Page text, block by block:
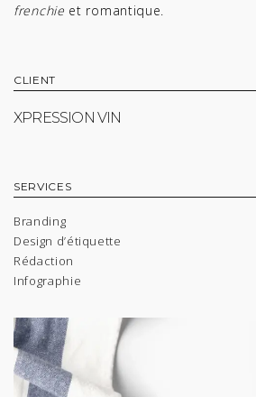
frenchie et romantique.
CLIENT
XPRESSION VIN
SERVICES
Branding
Design d’étiquette
Rédaction
Infographie